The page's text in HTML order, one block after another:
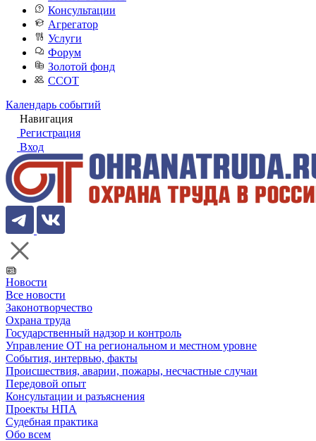
Консультации
Агрегатор
Услуги
Форум
Золотой фонд
ССОТ
Календарь событий
Навигация
Регистрация
Вход
Новости
Все новости
Законотворчество
Охрана труда
Государственный надзор и контроль
Управление ОТ на региональном и местном уровне
События, интервью, факты
Происшествия, аварии, пожары, несчастные случаи
Передовой опыт
Консультации и разъяснения
Проекты НПА
Судебная практика
Обо всем